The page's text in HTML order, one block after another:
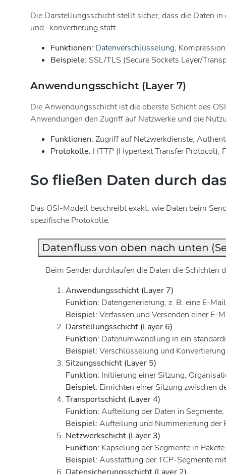
Die Darstellungsschicht stellt sicher, dass die Daten
und -konvertierung statt.
Funktionen: Datenverschlüsselung,
Beispiele: SSL/TLS (Secure Sockets Layer/
Anwendungsschicht (Layer 7)
Die Anwendungsschicht ist die oberste Schicht des
Anwendungen den Zugriff auf Netzwerke und die
Funktionen: Zugriff auf Netzwerkdienste,
Protokolle: HTTP (Hypertext Transfer Protocol),
So fließen Daten durch
Das OSI-Modell beschreibt exakt, wie Daten beim
spezifische Protokolle.
Datenfluss von oben nach unten
Beim Sender durchlaufen die Daten die Schichten
Anwendungsschicht (Layer 7)
Funktion: Datengenerierung, z. B. eine E-
Beispiel: Verfassen und Versenden einer E-
Darstellungsschicht (Layer 6)
Funktion: Datenumwandlung in ein
Beispiel: Verschlüsselung und
Sitzungsschicht (Layer 5)
Funktion: Initiierung einer Sitzung,
Beispiel: Einrichten einer Sitzung zwischen
Transportschicht (Layer 4)
Funktion: Aufteilung der Daten in
Beispiel: Aufteilung und Nummerierung der
Netzwerkschicht (Layer 3)
Funktion: Kapselung der Segmente in
Beispiel: Ausstattung der TCP-Segmente